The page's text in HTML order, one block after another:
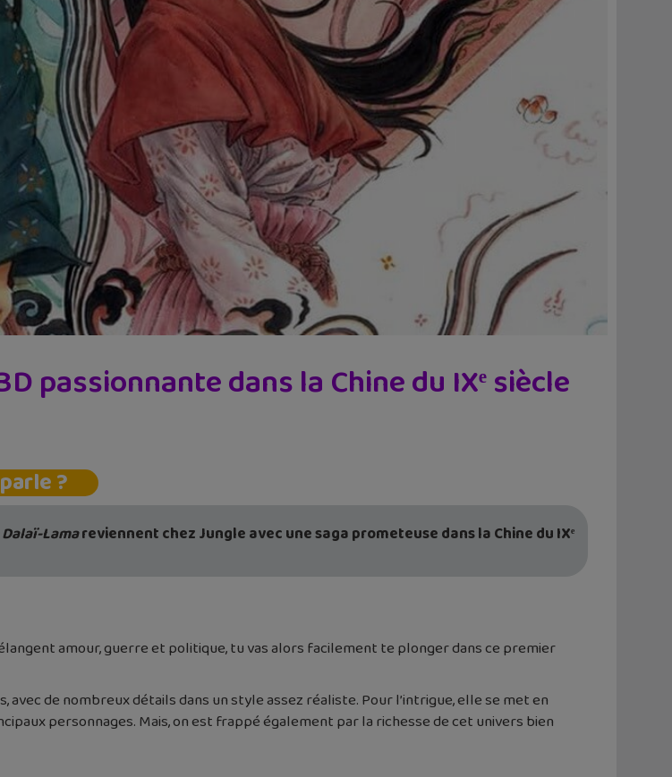
passionnante dans la Chine du IXᵉ siècle
?
Lamareviennent chez Jungle avec une saga prometeuse dans la Chine du IXᵉ
amour, guerre et politique, tu vas alors facilement te plonger dans ce premier
avec de nombreux détails dans un style assez réaliste. Pour l’intrigue, elle se met en
personnages. Mais, on est frappé également par la richesse de cet univers bien